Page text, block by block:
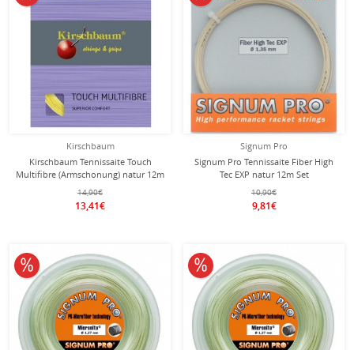
Kirschbaum
Kirschbaum Tennissaite Touch
Multifibre (Armschonung) natur 12m
Set
14,90€
13,41€
Signum Pro
Signum Pro Tennissaite Fiber High
Tec EXP natur 12m Set
10,90€
9,81€
10% reduziert 10% reduziert